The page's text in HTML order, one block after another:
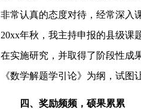
非常认真的态度对待，经常深入
20xx年秋，我主持申报的县级课
在实施研究，并取得了阶段性成
《数学解题学引论》为纲，试图
四、奖励频频，硕果累累